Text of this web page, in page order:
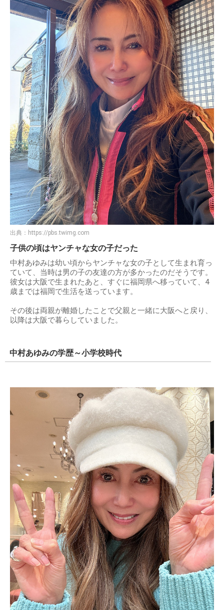
出典： https://pbs.twimg.com
子供の頃はヤンチャな女の子だった
中村あゆみは幼い頃からヤンチャな女の子として生まれ育っ
ていて、当時は男の子の友達の方が多かったのだそうです。
彼女は大阪で生まれたあと、すぐに福岡県へ移っていて、4
歳までは福岡で生活を送っています。
その後は両親が離婚したことで父親と一緒に大阪へと戻り、
以降は大阪で暮らしていました。
中村あゆみの学歴～小学校時代